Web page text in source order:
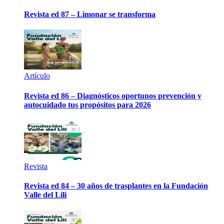
Revista ed 87 – Limonar se transforma
Artículo
Revista ed 86 – Diagnósticos oportunos prevención y
autocuidado tus propósitos para 2026
Revista
Revista ed 84 – 30 años de trasplantes en la Fundación
Valle del Lili